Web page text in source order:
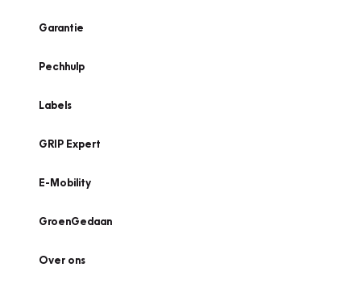
Garantie
Pechhulp
Labels
GRIP Expert
E-Mobility
GroenGedaan
Over ons